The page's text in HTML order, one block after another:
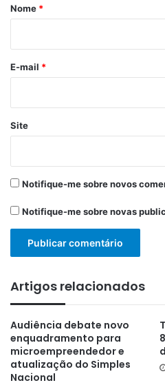
r
*
Nome *
E-mail *
Site
Notifique-me sobre novos
Notifique-me sobre novas
Artigos relacionados
Audiência debate novo
enquadramento para
microempreendedor e
atualização do Simples
Nacional